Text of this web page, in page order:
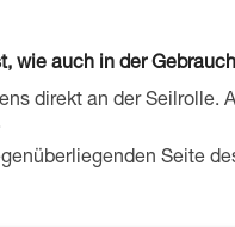
wie auch in der
direkt an der Seilrolle.
Seite